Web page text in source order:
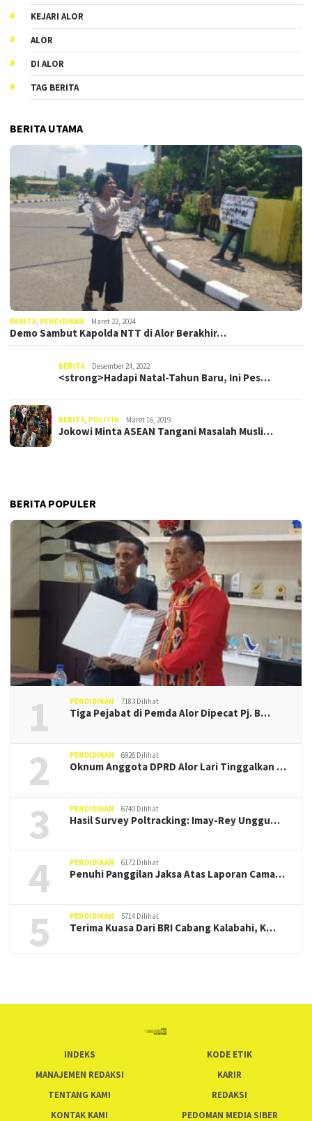
KEJARI ALOR
ALOR
DI ALOR
TAG BERITA
BERITA UTAMA
BERITA, PENDIDIKAN Maret 22, 2024
Demo Sambut Kapolda NTT di Alor Berakhir…
BERITA Desember 24, 2022
<strong>Hadapi Natal-Tahun Baru, Ini Pes…
BERITA, POLITIK Maret 16, 2019
Jokowi Minta ASEAN Tangani Masalah Musli…
BERITA POPULER
1 PENDIDIKAN 7183 Dilihat
Tiga Pejabat di Pemda Alor Dipecat Pj. B…
2 PENDIDIKAN 6926 Dilihat
Oknum Anggota DPRD Alor Lari Tinggalkan …
3 PENDIDIKAN 6740 Dilihat
Hasil Survey Poltracking: Imay-Rey Unggu…
4 PENDIDIKAN 6172 Dilihat
Penuhi Panggilan Jaksa Atas Laporan Cama…
5 PENDIDIKAN 5714 Dilihat
Terima Kuasa Dari BRI Cabang Kalabahi, K…
INDEKS
KODE ETIK
MANAJEMEN REDAKSI
KARIR
TENTANG KAMI
REDAKSI
KONTAK KAMI
PEDOMAN MEDIA SIBER